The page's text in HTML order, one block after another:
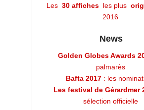
Les 30 affiches les plus
2016
News
Golden Globes Awards
palmarès
Bafta 2017: les
Les festival de Gérardmer
sélection officielle